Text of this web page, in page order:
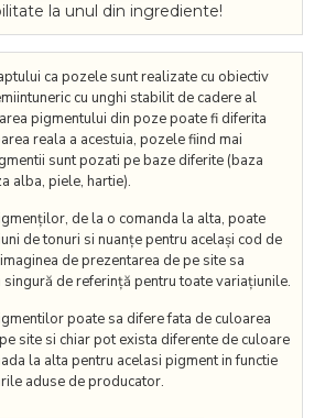
ca pozele sunt realizate cu obiectiv
cu unghi stabilit de cadere al
pigmentului din poze poate fi diferita
reala a acestuia, pozele fiind mai
sunt pozati pe baze diferite (baza
alba, piele, hartie).
de la o comanda la alta, poate
de tonuri si nuanțe pentru același cod de
de prezentarea de pe site sa
singură de referință pentru toate variațiunile.
poate sa difere fata de culoarea
site si chiar pot exista diferente de culoare
la alta pentru acelasi pigment in functie
aduse de producator.
la unul din ingrediente!